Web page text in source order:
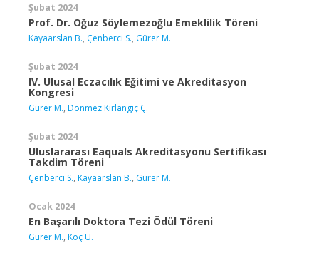
Şubat 2024
Prof. Dr. Oğuz Söylemezoğlu Emeklilik Töreni
Kayaarslan B., Çenberci S., Gürer M.
Şubat 2024
IV. Ulusal Eczacılık Eğitimi ve Akreditasyon
Kongresi
Gürer M., Dönmez Kırlangıç Ç.
Şubat 2024
Uluslararası Eaquals Akreditasyonu Sertifikası
Takdim Töreni
Çenberci S., Kayaarslan B., Gürer M.
Ocak 2024
En Başarılı Doktora Tezi Ödül Töreni
Gürer M., Koç Ü.